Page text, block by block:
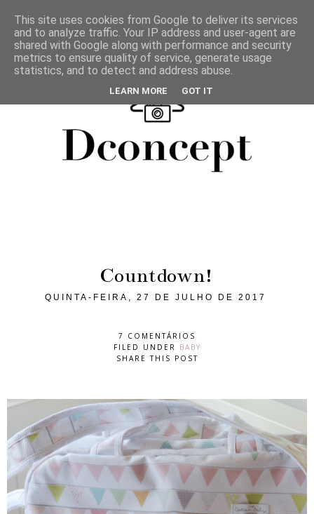
Countdown!
QUINTA-FEIRA, 27 DE JULHO DE 2017
7 COMENTÁRIOS
FILED UNDER BABY
SHARE THIS POST
This site uses cookies from Google to deliver its services
and to analyze traffic. Your IP address and user-agent are
shared with Google along with performance and security
metrics to ensure quality of service, generate usage
statistics, and to detect and address abuse.
LEARN MORE GOT IT